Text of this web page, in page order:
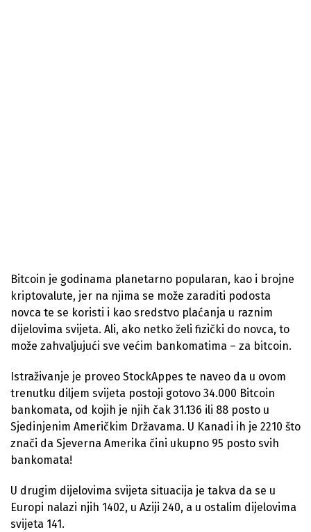
Bitcoin je godinama planetarno popularan, kao i brojne
kriptovalute, jer na njima se može zaraditi podosta
novca te se koristi i kao sredstvo plaćanja u raznim
dijelovima svijeta. Ali, ako netko želi fizički do novca, to
može zahvaljujući sve većim bankomatima – za bitcoin.
Istraživanje je proveo StockAppes te naveo da u ovom
trenutku diljem svijeta postoji gotovo 34.000 Bitcoin
bankomata, od kojih je njih čak 31.136 ili 88 posto u
Sjedinjenim Američkim Državama. U Kanadi ih je 2210 što
znači da Sjeverna Amerika čini ukupno 95 posto svih
bankomata!
U drugim dijelovima svijeta situacija je takva da se u
Europi nalazi njih 1402, u Aziji 240, a u ostalim dijelovima
svijeta 141.